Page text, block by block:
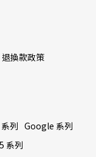
退換款政策
列 Google 系列
系列